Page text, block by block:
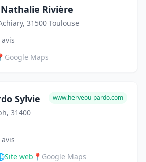
Rivière
31500 Toulouse
Google Maps
Sylvie
31400
www.herveou-pardo.com
Site web 📍 Google Maps